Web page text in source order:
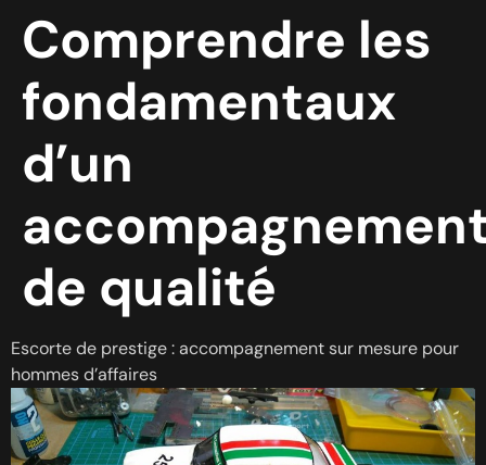
Comprendre les
fondamentaux
d’un
de qualité
Escorte de prestige : accompagnement sur mesure pour
hommes d’affaires